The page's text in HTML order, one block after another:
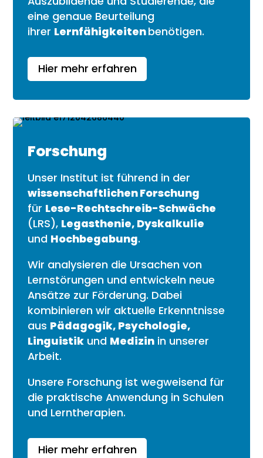
eine genaue Beurteilung
ihrer Lernfähigkeitenbenötigen.
Hier mehr erfahren
Forschung
Unser Institut ist führend in der
wissenschaftlichen Forschung
für Lese-Rechtschreib-Schwäche
(LRS), Legasthenie, Dyskalkulie
und Hochbegabung.
Wir analysieren die Ursachen von
Lernstörungen und entwickeln neue
Ansätze zur Förderung. Dabei
kombinieren wir aktuelle Erkenntnisse
aus Pädagogik, Psychologie,
Linguistik und Medizin in unserer
Arbeit.
Unsere Forschung ist wegweisend für
die praktische Anwendung in Schulen
und Lerntherapien.
Hier mehr erfahren